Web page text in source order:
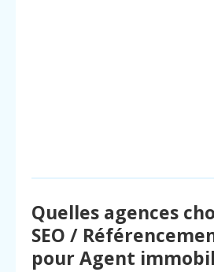
Quelles agences
SEO /
pour Agent